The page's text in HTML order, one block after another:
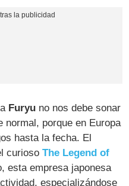
Furyu no nos debe sonar
porque en Europa
hasta la fecha. El
curiosoThe Legend of
esta empresa japonesa
especializándose